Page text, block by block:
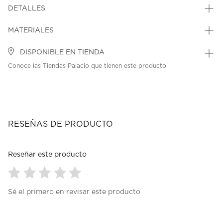
DETALLES
MATERIALES
DISPONIBLE EN TIENDA
Conoce las Tiendas Palacio que tienen este producto.
RESEÑAS DE PRODUCTO
Reseñar este producto
paraparaparaparapara
Sé el primero en revisar este producto